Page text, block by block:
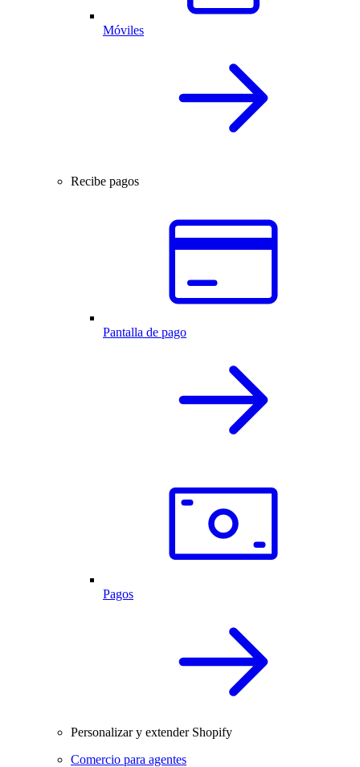
Móviles
Recibe pagos
Pantalla de pago
Pagos
Personalizar y extender Shopify
Comercio para agentes